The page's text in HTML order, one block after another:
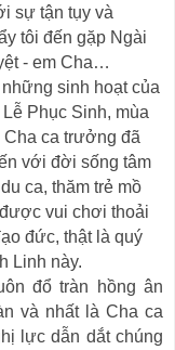
sự tận tụy và
tôi đến gặp Ngài
- em Cha…
sinh hoạt của
Phục Sinh, mùa
Cha ca trưởng đã
với đời sống tâm
ca, thăm trẻ mồ
vui chơi thoải
đức, thật là quý
Linh này.
đổ tràn hồng ân
và nhất là Cha ca
lực dẫn dắt chúng